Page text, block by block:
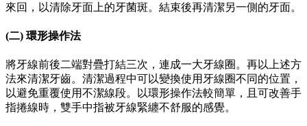
來回，以清除牙面上的牙菌斑。結束後再清潔另一側的牙面。
(二) 環形操作法
將牙線前後二端對疊打結三次，連成一大牙線圈。再以上述方
法來清潔牙齒。清潔過程中可以變換使用牙線圈不同的位置，
以避免重覆使用不潔線段。以環形操作法較簡單，且可改善手
指捲線時，雙手中指被牙線緊纏不舒服的感覺。